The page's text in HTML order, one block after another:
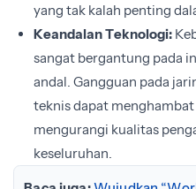
yang tak kalah penting
Keandalan Teknologi:
sangat bergantung pada
andal. Gangguan pada
teknis dapat
mengurangi kualitas
keseluruhan.